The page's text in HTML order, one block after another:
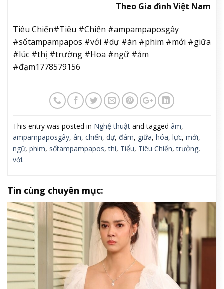
Theo Gia đình Việt Nam
Tiêu Chiến#Tiêu #Chiến #ampampaposgây
#sốtampampapos #với #dự #án #phim #mới #giữa
#lúc #thị #trường #Hoa #ngữ #ảm
#đạm1778579156
This entry was posted in Nghệ thuật and tagged âm,
ampampaposgây, ân, chiến, dự, đám, giữa, hóa, lực, mới,
ngữ, phim, sốtampampapos,thi, Tiểu, Tiêu Chiến,trưởng,
với.
Tin cùng chuyên mục: